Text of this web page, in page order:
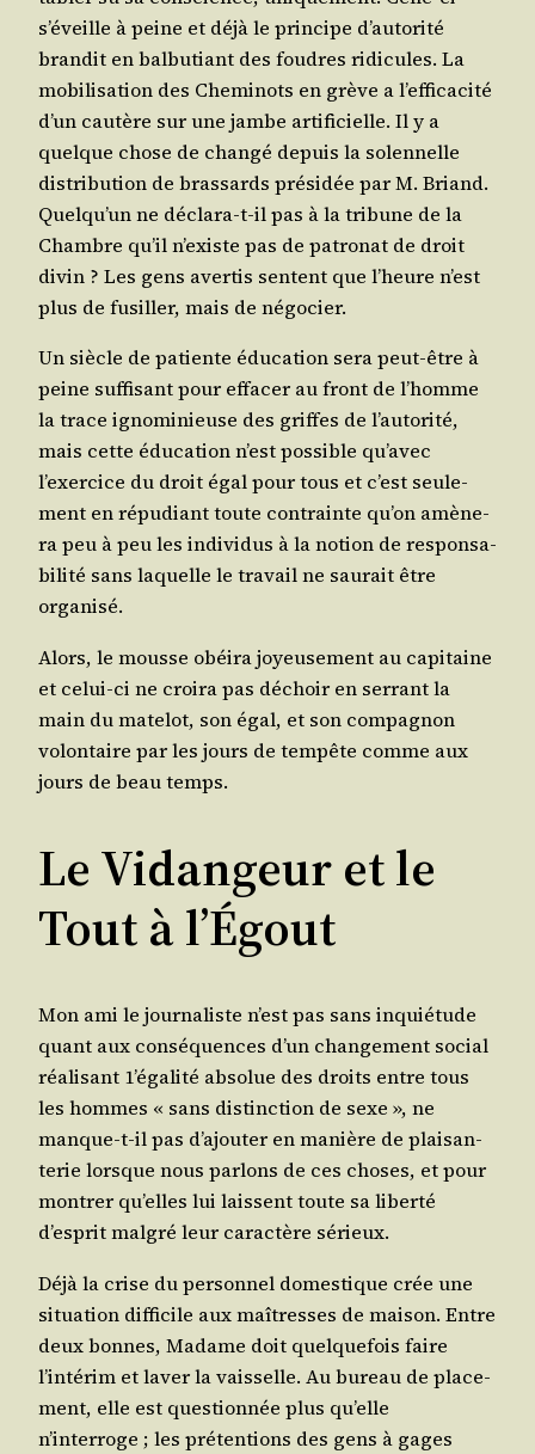
s’éveille à peine et déjà le prin­cipe d’autorité
bran­dit en bal­bu­tiant des foudres ridi­cules. La
mobi­li­sa­tion des Che­mi­nots en grève a l’efficacité
d’un cau­tère sur une jambe arti­fi­cielle. Il y a
quelque chose de chan­gé depuis la solen­nelle
dis­tri­bu­tion de bras­sards pré­si­dée par M. Briand.
Quelqu’un ne décla­ra-t-il pas à la tri­bune de la
Chambre qu’il n’existe pas de patro­nat de droit
divin ? Les gens aver­tis sentent que l’heure n’est
plus de fusiller, mais de négocier.
Un siècle de patiente édu­ca­tion sera peut-être à
peine suf­fi­sant pour effa­cer au front de l’homme
la trace igno­mi­nieuse des griffes de l’autorité,
mais cette édu­ca­tion n’est pos­sible qu’avec
l’exercice du droit égal pour tous et c’est seule­
ment en répu­diant toute contrainte qu’on amè­ne­
ra peu à peu les indi­vi­dus à la notion de res­pon­sa­
bi­li­té sans laquelle le tra­vail ne sau­rait être
organisé.
Alors, le mousse obéi­ra joyeu­se­ment au capi­taine
et celui-ci ne croi­ra pas déchoir en ser­rant la
main du mate­lot, son égal, et son com­pa­gnon
volon­taire par les jours de tem­pête comme aux
jours de beau temps.
Le Vidangeur et le
Tout à l’Égout
Mon ami le jour­na­liste n’est pas sans inquié­tude
quant aux consé­quences d’un chan­ge­ment social
réa­li­sant 1’égalité abso­lue des droits entre tous
les hommes « sans dis­tinc­tion de sexe », ne
manque-t-il pas d’ajouter en manière de plai­san­
te­rie lorsque nous par­lons de ces choses, et pour
mon­trer qu’elles lui laissent toute sa liber­té
d’esprit mal­gré leur carac­tère sérieux.
Déjà la crise du per­son­nel domes­tique crée une
situa­tion dif­fi­cile aux maî­tresses de mai­son. Entre
deux bonnes, Madame doit quel­que­fois faire
l’intérim et laver la vais­selle. Au bureau de pla­ce­
ment, elle est ques­tion­née plus qu’elle
n’interroge ; les pré­ten­tions des gens à gages